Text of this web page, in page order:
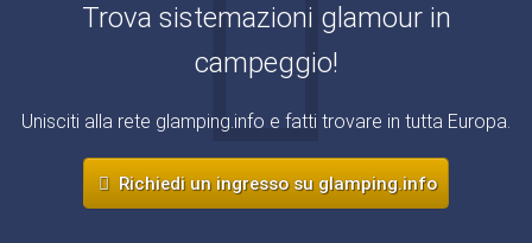
Trova sistemazioni glamour in
campeggio!
Unisciti alla rete glamping.info e fatti trovare in tutta Europa.
Richiedi un ingresso su glamping.info